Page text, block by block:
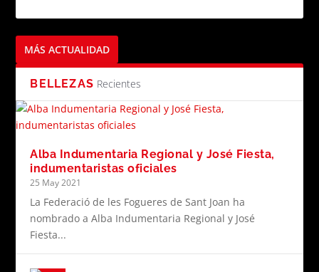
MÁS ACTUALIDAD
BELLEZAS Recientes
Alba Indumentaria Regional y José Fiesta,
indumentaristas oficiales
25 May 2021
La Federació de les Fogueres de Sant Joan ha
nombrado a Alba Indumentaria Regional y José
Fiesta...